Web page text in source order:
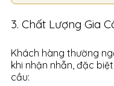
3. Chất Lượng Gia
Khách hàng thường
khi nhận nhẫn, đặc
cầu: